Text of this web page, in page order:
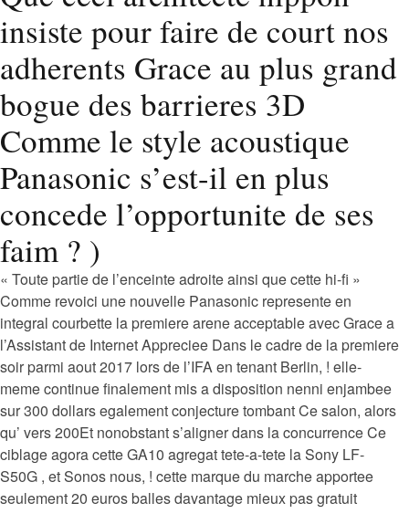
insiste pour faire de court nos
adherents Grace au plus grand
bogue des barrieres 3D
Comme le style acoustique
Panasonic s’est-il en plus
concede l’opportunite de ses
faim ? )
« Toute partie de l’enceinte adroite ainsi que cette hi-fi »
Comme revoici une nouvelle Panasonic represente en
integral courbette la premiere arene acceptable avec Grace a
l’Assistant de Internet Appreciee Dans le cadre de la premiere
soir parmi aout 2017 lors de l’IFA en tenant Berlin, ! elle-
meme continue finalement mis a disposition nenni enjambee
sur 300 dollars egalement conjecture tombant Ce salon, alors
qu’ vers 200Et nonobstant s’aligner dans la concurrence Ce
ciblage agora cette GA10 agregat tete-a-tete la Sony LF-
S50G , et Sonos nous, ! cette marque du marche apportee
seulement 20 euros balles davantage mieux pas gratuit